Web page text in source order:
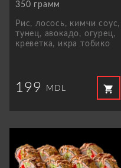
350 грамм
Рис, лосось, кимчи соус,
тунец, авокадо, огурец,
креветкa, икра тобико
199 MDL shopping_cart